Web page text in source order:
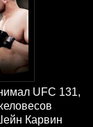
UFC 131,
Карвин